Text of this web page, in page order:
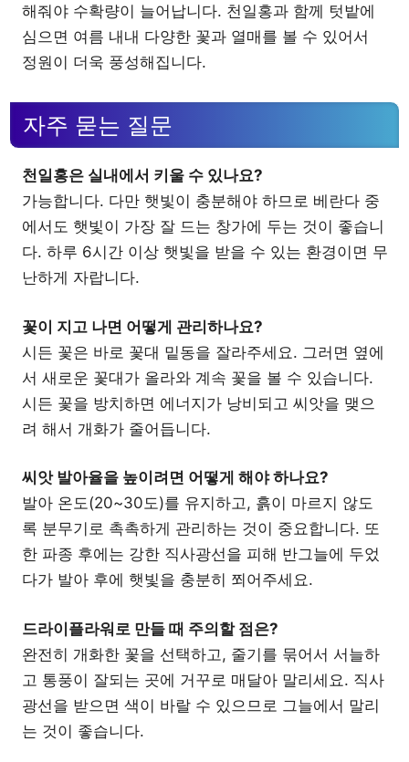
해줘야 수확량이 늘어납니다. 천일홍과 함께 텃밭에
심으면 여름 내내 다양한 꽃과 열매를 볼 수 있어서
정원이 더욱 풍성해집니다.
자주 묻는 질문
천일홍은 실내에서 키울 수 있나요?
가능합니다. 다만 햇빛이 충분해야 하므로 베란다 중
에서도 햇빛이 가장 잘 드는 창가에 두는 것이 좋습니
다. 하루 6시간 이상 햇빛을 받을 수 있는 환경이면 무
난하게 자랍니다.
꽃이 지고 나면 어떻게 관리하나요?
시든 꽃은 바로 꽃대 밑동을 잘라주세요. 그러면 옆에
서 새로운 꽃대가 올라와 계속 꽃을 볼 수 있습니다.
시든 꽃을 방치하면 에너지가 낭비되고 씨앗을 맺으
려 해서 개화가 줄어듭니다.
씨앗 발아율을 높이려면 어떻게 해야 하나요?
발아 온도(20~30도)를 유지하고, 흙이 마르지 않도
록 분무기로 촉촉하게 관리하는 것이 중요합니다. 또
한 파종 후에는 강한 직사광선을 피해 반그늘에 두었
다가 발아 후에 햇빛을 충분히 쬐어주세요.
드라이플라워로 만들 때 주의할 점은?
완전히 개화한 꽃을 선택하고, 줄기를 묶어서 서늘하
고 통풍이 잘되는 곳에 거꾸로 매달아 말리세요. 직사
광선을 받으면 색이 바랄 수 있으므로 그늘에서 말리
는 것이 좋습니다.